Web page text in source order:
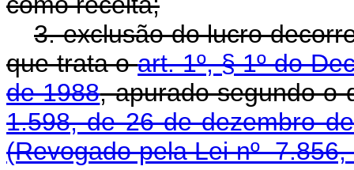
3. exclusão do lucro
que trata oart. 1º, § 1º do
de 1988, apurado segundo o
1.598, de 26 de dezembro
(Revogado pela Lei nº 7.856,